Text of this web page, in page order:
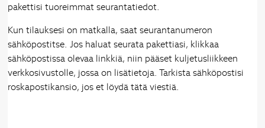
pakettisi tuoreimmat seurantatiedot.
Kun tilauksesi on matkalla, saat seurantanumeron
sähköpostitse. Jos haluat seurata pakettiasi, klikkaa
sähköpostissa olevaa linkkiä, niin pääset kuljetusliikkeen
verkkosivustolle, jossa on lisätietoja. Tarkista sähköpostisi
roskapostikansio, jos et löydä tätä viestiä.